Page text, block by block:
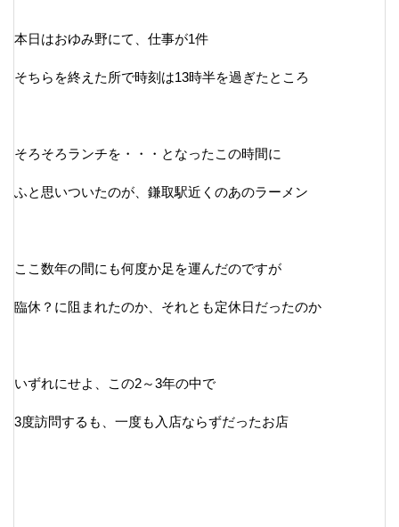
本日はおゆみ野にて、仕事が1件
そちらを終えた所で時刻は13時半を過ぎたところ
そろそろランチを・・・となったこの時間に
ふと思いついたのが、鎌取駅近くのあのラーメン
ここ数年の間にも何度か足を運んだのですが
臨休？に阻まれたのか、それとも定休日だったのか
いずれにせよ、この2～3年の中で
3度訪問するも、一度も入店ならずだったお店